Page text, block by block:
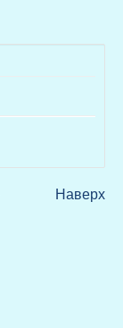
Наверх